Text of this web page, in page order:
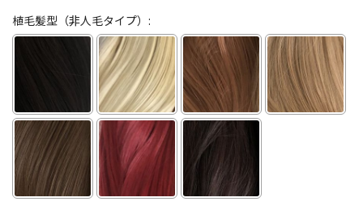
植毛髪型（非人毛タイプ）: